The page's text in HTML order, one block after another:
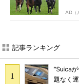
AD（
記事ランキング
“Suica
題なく